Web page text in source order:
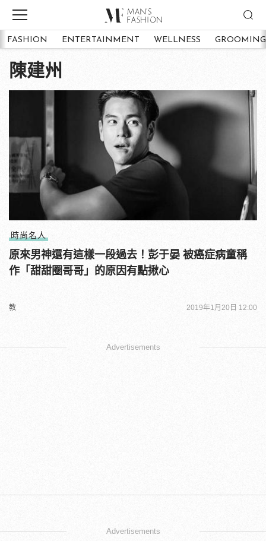
FASHION ENTERTAINMENT WELLNESS GROOMING
陳建州
時尚名人
原來男神還有這樣一段過去！彭于晏 被癌症病童稱
作「甜甜圈哥哥」的原因有點揪心
教 2019年1月20日 12:00
Advertisements
Advertisements